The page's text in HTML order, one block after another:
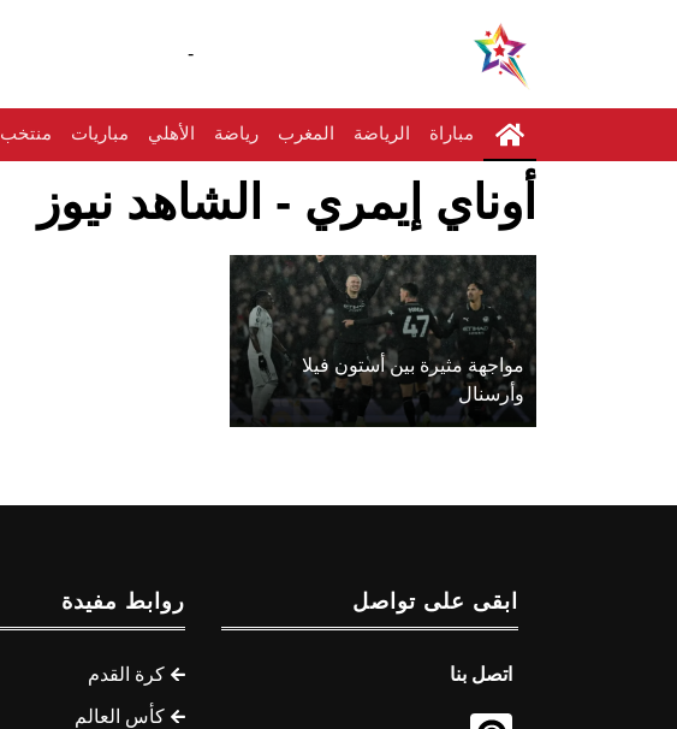
-
مباراة الرياضة المغرب رياضة الأهلي مباريات منتخب
أوناي إيمري - الشاهد نيوز
مواجهة مثيرة بين أستون فيلا
وأرسنال
ابقى على تواصل
اتصل بنا
روابط مفيدة
كرة القدم
كأس العالم